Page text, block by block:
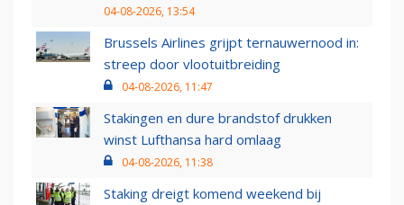
04-08-2026, 13:54
Brussels Airlines grijpt ternauwernood in:
streep door vlootuitbreiding
04-08-2026, 11:47
Stakingen en dure brandstof drukken
winst Lufthansa hard omlaag
04-08-2026, 11:38
Staking dreigt komend weekend bij